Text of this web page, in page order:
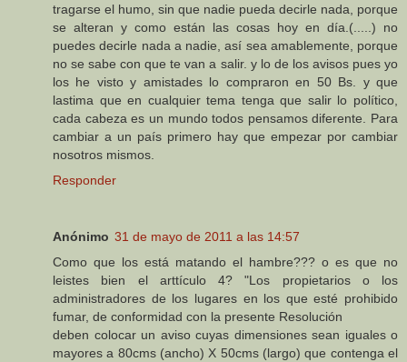
tragarse el humo, sin que nadie pueda decirle nada, porque
se alteran y como están las cosas hoy en día.(.....) no
puedes decirle nada a nadie, así sea amablemente, porque
no se sabe con que te van a salir. y lo de los avisos pues yo
los he visto y amistades lo compraron en 50 Bs. y que
lastima que en cualquier tema tenga que salir lo político,
cada cabeza es un mundo todos pensamos diferente. Para
cambiar a un país primero hay que empezar por cambiar
nosotros mismos.
Responder
Anónimo 31 de mayo de 2011 a las 14:57
Como que los está matando el hambre??? o es que no
leistes bien el arttículo 4? "Los propietarios o los
administradores de los lugares en los que esté prohibido
fumar, de conformidad con la presente Resolución
deben colocar un aviso cuyas dimensiones sean iguales o
mayores a 80cms (ancho) X 50cms (largo) que contenga el